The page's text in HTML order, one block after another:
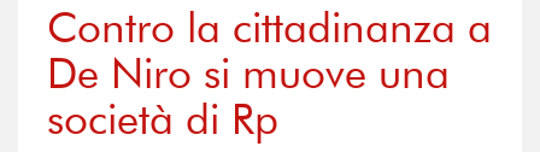
Contro la cittadinanza a
De Niro si muove una
società di Rp